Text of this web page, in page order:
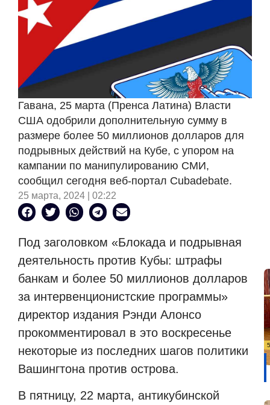
Гавана, 25 марта (Пренса Латина) Власти
США одобрили дополнительную сумму в
размере более 50 миллионов долларов для
подрывных действий на Кубе, с упором на
кампании по манипулированию СМИ,
сообщил сегодня веб-портал Cubadebate.
25 марта, 2024 | 02:22
Под заголовком «Блокада и подрывная
деятельность против Кубы: штрафы
банкам и более 50 миллионов долларов
за интервенционистские программы»
директор издания Рэнди Алонсо
прокомментировал в это воскресенье
некоторые из последних шагов политики
Вашингтона против острова.
В пятницу, 22 марта, антикубинской